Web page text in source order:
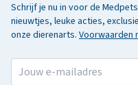
Schrijf je nu in voor de
nieuwtjes, leuke acties,
onze dierenarts. Voorwaarden